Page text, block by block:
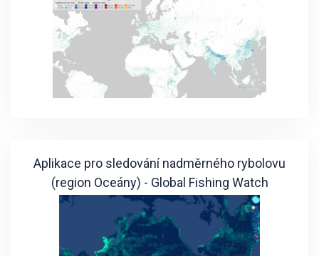
Aplikace pro sledování nadměrného rybolovu
(region Oceány) - Global Fishing Watch